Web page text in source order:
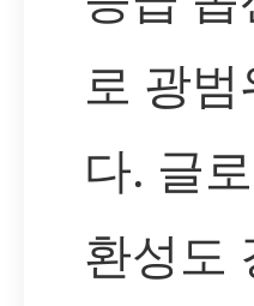
로 광
다. 글
환성도